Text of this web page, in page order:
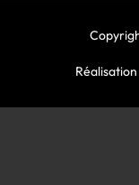
Réalisation